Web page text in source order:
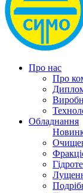
Про нас
Про
Обладнання